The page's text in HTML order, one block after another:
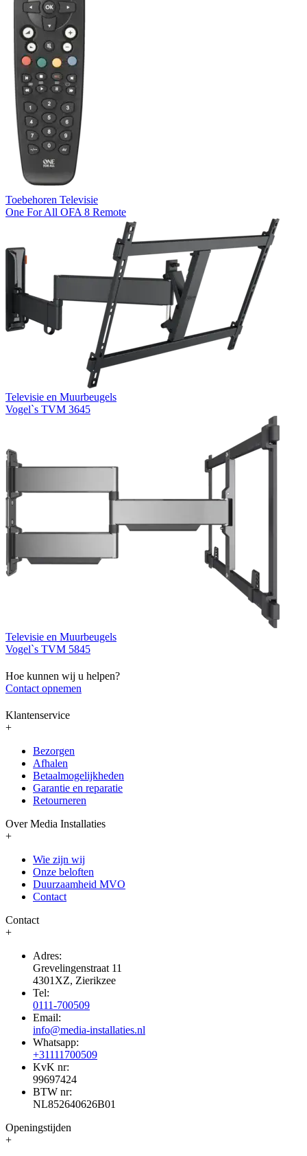
Toebehoren Televisie
One For All OFA 8 Remote
Televisie en Muurbeugels
Vogel`s TVM 3645
Televisie en Muurbeugels
Vogel`s TVM 5845
Hoe kunnen wij u helpen?
Contact opnemen
Klantenservice
+
Bezorgen
Afhalen
Betaalmogelijkheden
Garantie en reparatie
Retourneren
Over Media Installaties
+
Wie zijn wij
Onze beloften
Duurzaamheid MVO
Contact
Contact
+
Adres:
Grevelingenstraat 11
4301XZ, Zierikzee
Tel:
0111-700509
Email:
info@media-installaties.nl
Whatsapp:
+31111700509
KvK nr:
99697424
BTW nr:
NL852640626B01
Openingstijden
+